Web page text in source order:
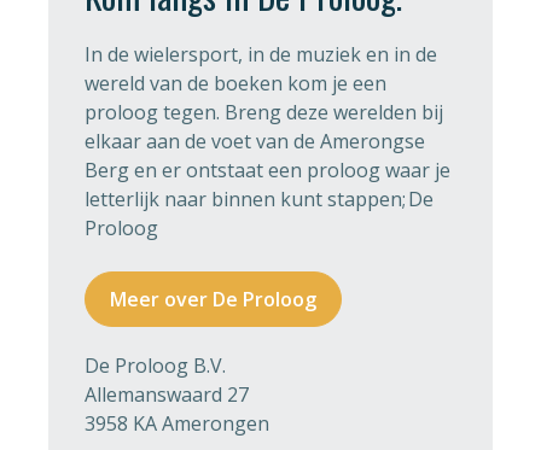
In de wielersport, in de muziek en in de
wereld van de boeken kom je een
proloog tegen. Breng deze werelden bij
elkaar aan de voet van de Amerongse
Berg en er ontstaat een proloog waar je
letterlijk naar binnen kunt stappen; De
Proloog
Meer over De Proloog
De Proloog B.V.
Allemanswaard 27
3958 KA Amerongen